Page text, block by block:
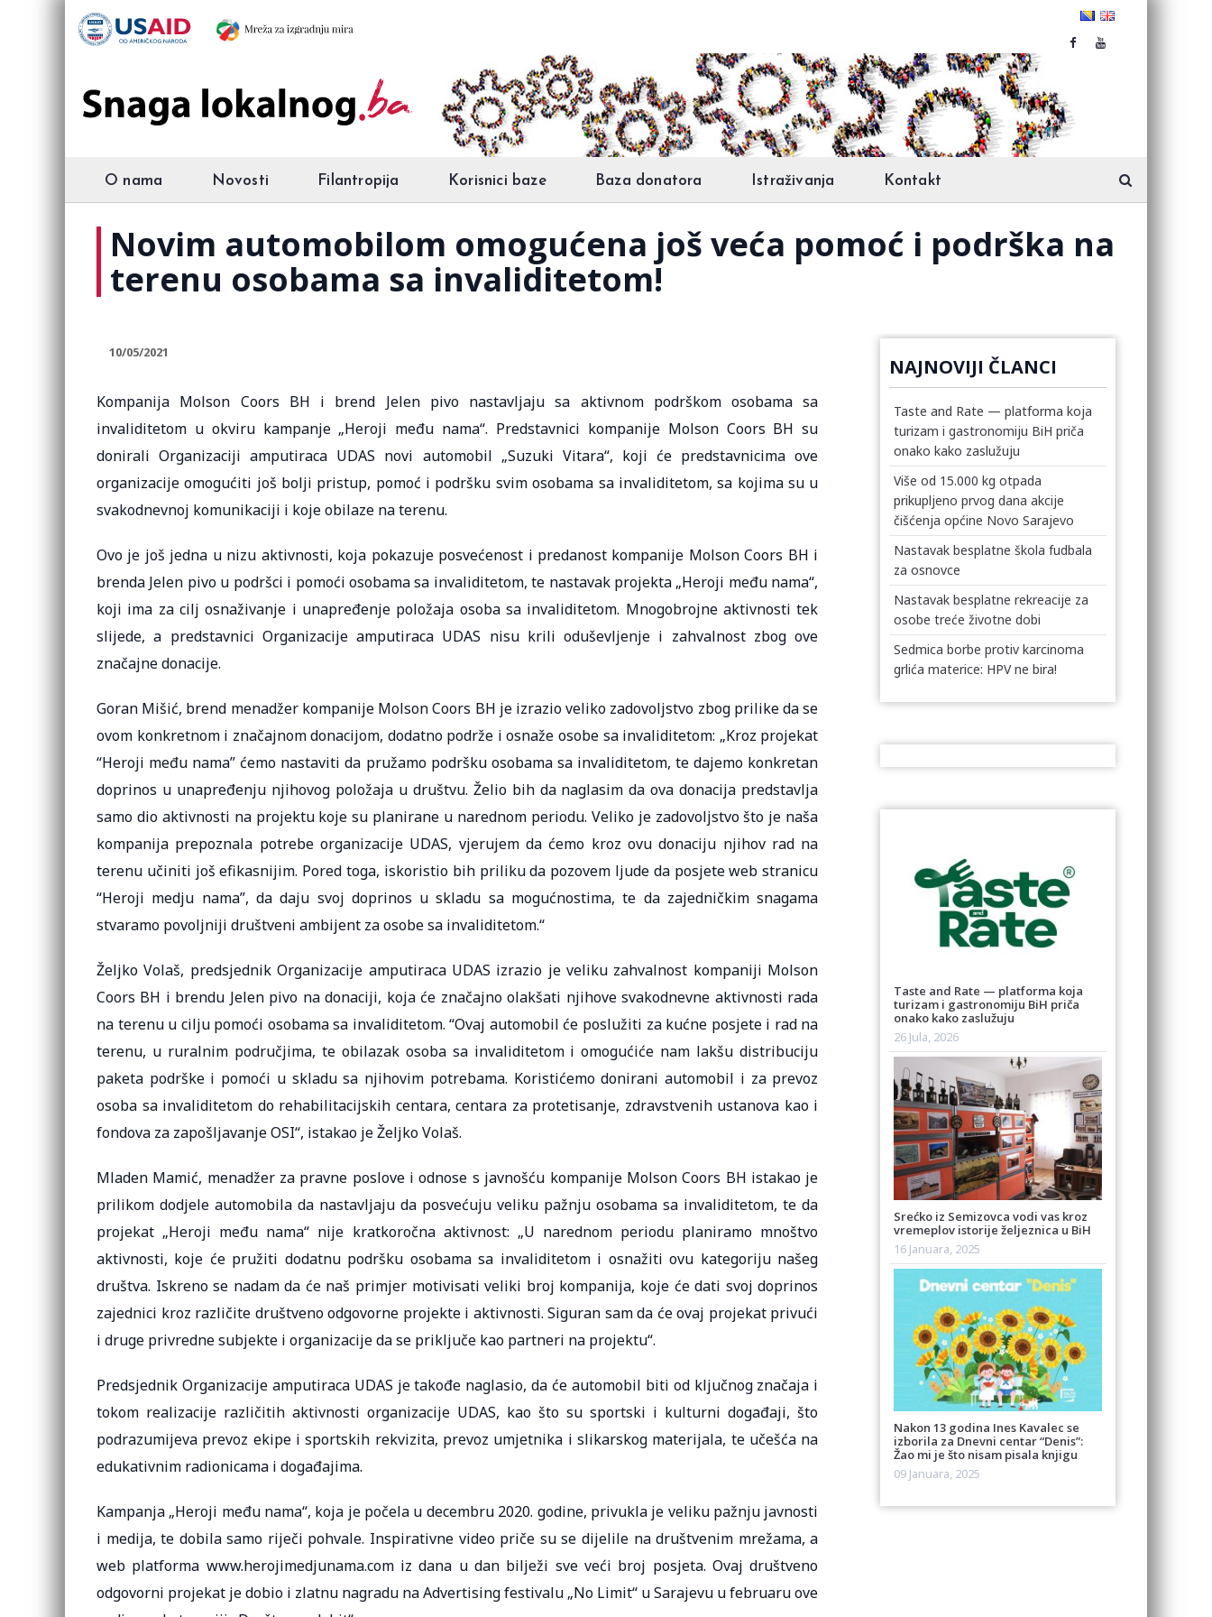
O nama Novosti Filantropija Korisnici baze Baza donatora Istraživanja Kontakt
Novim automobilom omogućena još veća pomoć i podrška na
terenu osobama sa invaliditetom!
10/05/2021
Kompanija Molson Coors BH i brend Jelen pivo nastavljaju sa aktivnom podrškom osobama sa
invaliditetom u okviru kampanje „Heroji među nama“. Predstavnici kompanije Molson Coors BH su
donirali Organizaciji amputiraca UDAS novi automobil „Suzuki Vitara“, koji će predstavnicima ove
organizacije omogućiti još bolji pristup, pomoć i podršku svim osobama sa invaliditetom, sa kojima su u
svakodnevnoj komunikaciji i koje obilaze na terenu.
Ovo je još jedna u nizu aktivnosti, koja pokazuje posvećenost i predanost kompanije Molson Coors BH i
brenda Jelen pivo u podršci i pomoći osobama sa invaliditetom, te nastavak projekta „Heroji među nama“,
koji ima za cilj osnaživanje i unapređenje položaja osoba sa invaliditetom. Mnogobrojne aktivnosti tek
slijede, a predstavnici Organizacije amputiraca UDAS nisu krili oduševljenje i zahvalnost zbog ove
značajne donacije.
Goran Mišić, brend menadžer kompanije Molson Coors BH je izrazio veliko zadovoljstvo zbog prilike da se
ovom konkretnom i značajnom donacijom, dodatno podrže i osnaže osobe sa invaliditetom: „Kroz projekat
“Heroji među nama” ćemo nastaviti da pružamo podršku osobama sa invaliditetom, te dajemo konkretan
doprinos u unapređenju njihovog položaja u društvu. Želio bih da naglasim da ova donacija predstavlja
samo dio aktivnosti na projektu koje su planirane u narednom periodu. Veliko je zadovoljstvo što je naša
kompanija prepoznala potrebe organizacije UDAS, vjerujem da ćemo kroz ovu donaciju njihov rad na
terenu učiniti još efikasnijim. Pored toga, iskoristio bih priliku da pozovem ljude da posjete web stranicu
“Heroji medju nama”, da daju svoj doprinos u skladu sa mogućnostima, te da zajedničkim snagama
stvaramo povoljniji društveni ambijent za osobe sa invaliditetom.“
Željko Volaš, predsjednik Organizacije amputiraca UDAS izrazio je veliku zahvalnost kompaniji Molson
Coors BH i brendu Jelen pivo na donaciji, koja će značajno olakšati njihove svakodnevne aktivnosti rada
na terenu u cilju pomoći osobama sa invaliditetom. “Ovaj automobil će poslužiti za kućne posjete i rad na
terenu, u ruralnim područjima, te obilazak osoba sa invaliditetom i omogućiće nam lakšu distribuciju
paketa podrške i pomoći u skladu sa njihovim potrebama. Koristićemo donirani automobil i za prevoz
osoba sa invaliditetom do rehabilitacijskih centara, centara za protetisanje, zdravstvenih ustanova kao i
fondova za zapošljavanje OSI“, istakao je Željko Volaš.
Mladen Mamić, menadžer za pravne poslove i odnose s javnošću kompanije Molson Coors BH istakao je
prilikom dodjele automobila da nastavljaju da posvećuju veliku pažnju osobama sa invaliditetom, te da
projekat „Heroji među nama“ nije kratkoročna aktivnost: „U narednom periodu planiramo mnoštvo
aktivnosti, koje će pružiti dodatnu podršku osobama sa invaliditetom i osnažiti ovu kategoriju našeg
društva. Iskreno se nadam da će naš primjer motivisati veliki broj kompanija, koje će dati svoj doprinos
zajednici kroz različite društveno odgovorne projekte i aktivnosti. Siguran sam da će ovaj projekat privući
i druge privredne subjekte i organizacije da se priključe kao partneri na projektu“.
Predsjednik Organizacije amputiraca UDAS je takođe naglasio, da će automobil biti od ključnog značaja i
tokom realizacije različitih aktivnosti organizacije UDAS, kao što su sportski i kulturni događaji, što
podrazumijeva prevoz ekipe i sportskih rekvizita, prevoz umjetnika i slikarskog materijala, te učešća na
edukativnim radionicama i događajima.
Kampanja „Heroji među nama“, koja je počela u decembru 2020. godine, privukla je veliku pažnju javnosti
i medija, te dobila samo riječi pohvale. Inspirativne video priče su se dijelile na društvenim mrežama, a
web platforma www.herojimedjunama.com iz dana u dan bilježi sve veći broj posjeta. Ovaj društveno
odgovorni projekat je dobio i zlatnu nagradu na Advertising festivalu „No Limit“ u Sarajevu u februaru ove
NAJNOVIJI ČLANCI
Taste and Rate — platforma koja
turizam i gastronomiju BiH priča
onako kako zaslužuju
Više od 15.000 kg otpada
prikupljeno prvog dana akcije
čišćenja općine Novo Sarajevo
Nastavak besplatne škola fudbala
za osnovce
Nastavak besplatne rekreacije za
osobe treće životne dobi
Sedmica borbe protiv karcinoma
grlića materice: HPV ne bira!
Taste and Rate — platforma koja
turizam i gastronomiju BiH priča
onako kako zaslužuju
26 Jula, 2026
Srećko iz Semizovca vodi vas kroz
vremeplov istorije željeznica u BiH
16 Januara, 2025
Nakon 13 godina Ines Kavalec se
izborila za Dnevni centar “Denis”:
Žao mi je što nisam pisala knjigu
09 Januara, 2025